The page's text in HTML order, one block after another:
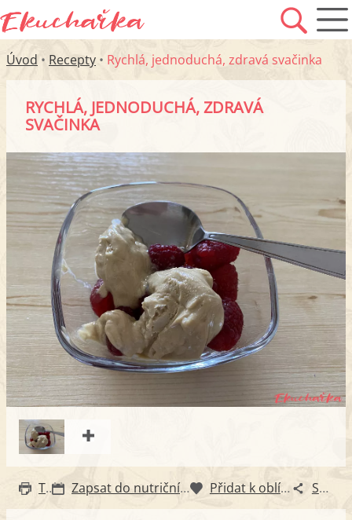
Úvod • Recepty • Rychlá, jednoduchá, zdravá svačinka
RYCHLÁ, JEDNODUCHÁ, ZDRAVÁ
SVAČINKA
Tisk Zapsat do nutričního diáře Přidat k oblíbeným Sdílet